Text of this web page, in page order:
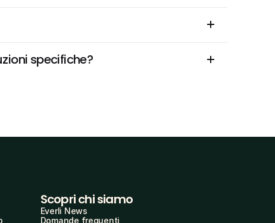
specifiche?
Scopri chi siamo
Everli News
Domande frequenti